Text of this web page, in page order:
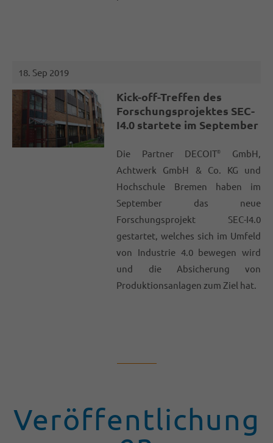
18. Sep 2019
Kick-off-Treffen des
Forschungsprojektes SEC-
I4.0 startete im September
Die Partner DECOIT®
GmbH,
Achtwerk GmbH & Co. KG und
Hochschule Bremen haben im
September das neue
Forschungsprojekt SEC-I4.0
gestartet, welches sich im Umfeld
von Industrie 4.0 bewegen wird
und die Absicherung von
Produktionsanlagen zum Ziel hat.
Veröffentlichung